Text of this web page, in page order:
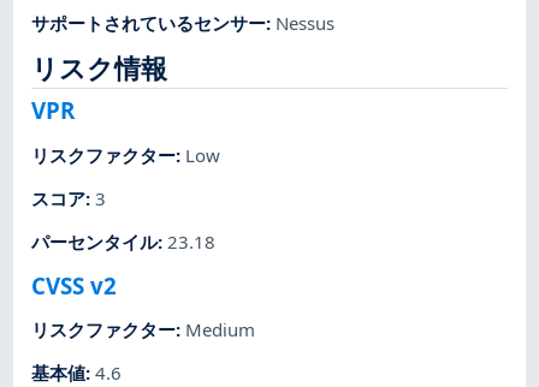
サポートされているセンサー: Nessus
リスク情報
VPR
リスクファクター: Low
スコア:3
パーセンタイル:23.18
CVSS v2
リスクファクター: Medium
基本値:4.6